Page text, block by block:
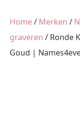
Home/ Merken /
graveren / Ronde
Goud |